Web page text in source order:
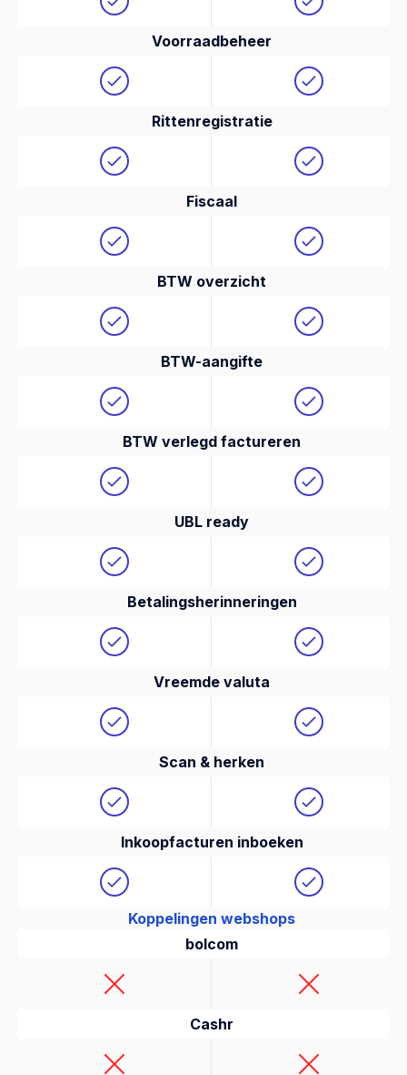
Voorraadbeheer
Rittenregistratie
Fiscaal
BTW overzicht
BTW-aangifte
BTW verlegd factureren
UBL ready
Betalingsherinneringen
Vreemde valuta
Scan & herken
Inkoopfacturen inboeken
Koppelingen webshops
bolcom
Cashr